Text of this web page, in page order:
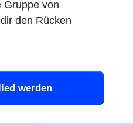
Gruppe von
den Rücken
werden